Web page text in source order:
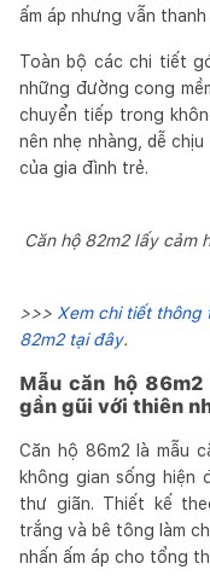
ấm áp nhưng vẫn thanh
Toàn bộ các chi tiết
những đường cong
chuyển tiếp trong
nên nhẹ nhàng, dễ
của gia đình trẻ.
Căn hộ 82m2 lấy cảm
>>> Xem chi tiết thông
82m2 tại đây.
Mẫu căn hộ
gần gũi với thiên
Căn hộ 86m2 là mẫu
không gian sống hiện
thư giãn. Thiết kế
trắng và bê tông làm
nhấn ấm áp cho tổng